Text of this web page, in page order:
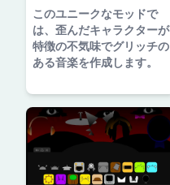
このユニークなモッドで
は、歪んだキャラクターが
特徴の不気味でグリッチの
ある音楽を作成します。